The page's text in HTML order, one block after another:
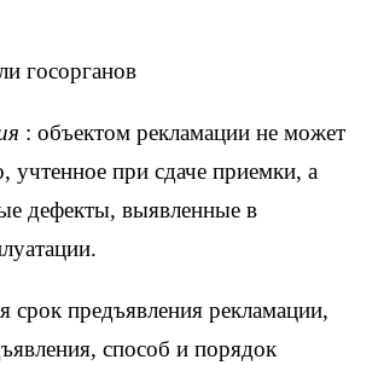
госорганов
: объектом рекламации не может
учтенное при сдаче приемки, а
дефекты, выявленные в
срок предъявления рекламации,
способ и порядок